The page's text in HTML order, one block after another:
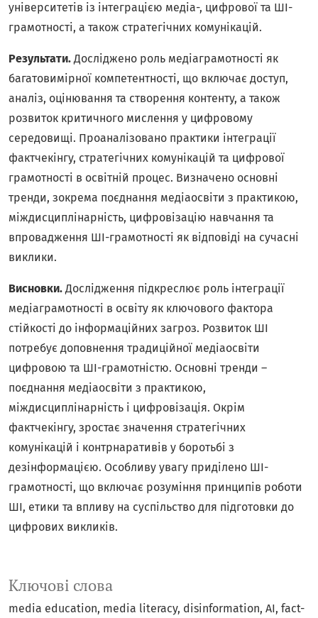
Ключові слова
media education media literacy disinformation AI fact-
університетів із інтеграцією медіа-, цифрової та ШІ-
грамотності, а також стратегічних комунікацій.
Результати.Досліджено роль медіаграмотності як
багатовимірної компетентності, що включає доступ,
аналіз, оцінювання та створення контенту, а також
розвиток критичного мислення у цифровому
середовищі. Проаналізовано практики інтеграції
фактчекінгу, стратегічних комунікацій та цифрової
грамотності в освітній процес. Визначено основні
тренди, зокрема поєднання медіаосвіти з практикою,
міждисциплінарність, цифровізацію навчання та
впровадження ШІ-грамотності як відповіді на сучасні
виклики.
Висновки.Дослідження підкреслює роль інтеграції
медіаграмотності в освіту як ключового фактора
стійкості до інформаційних загроз. Розвиток ШІ
потребує доповнення традиційної медіаосвіти
цифровою та ШІ-грамотністю. Основні тренди –
поєднання медіаосвіти з практикою,
міждисциплінарність і цифровізація. Окрім
фактчекінгу, зростає значення стратегічних
комунікацій і контрнаративів у боротьбі з
дезінформацією. Особливу увагу приділено ШІ-
грамотності, що включає розуміння принципів роботи
ШІ, етики та впливу на суспільство для підготовки до
цифрових викликів.